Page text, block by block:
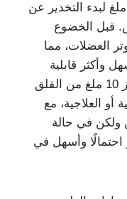
يُستخدم حقن ميدازولام بتركيز 10 ملغ لبدء التخدير عن
قبل الخضوع
العضلات، مما
وأكثر قابلية
للتحكم. يُقلل حقن ميدازولام بتركيز 10 ملغ من القلق
أو العلاجية، مع
ولكن في حالة
احتمالًا وأسهل في